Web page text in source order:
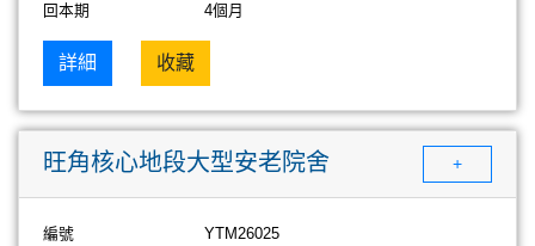
回本期
4個月
詳細 收藏
旺角核心地段大型安老院舍 +
編號
YTM26025